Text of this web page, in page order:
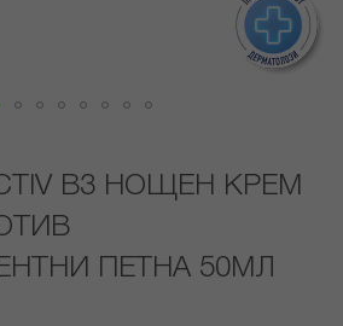
B3 НОЩЕН КРЕМ
ПЕТНА 50МЛ